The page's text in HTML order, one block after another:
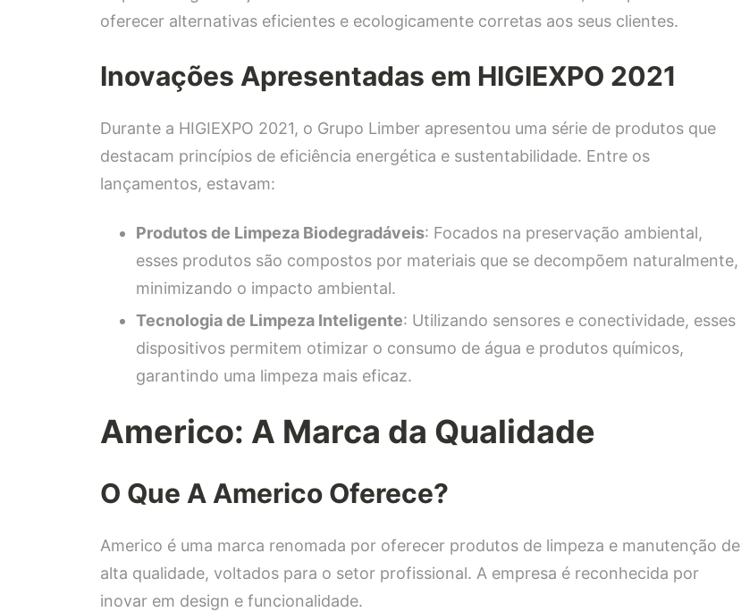
oferecer alternativas eficientes e ecologicamente corretas aos seus clientes.
Inovações Apresentadas em HIGIEXPO 2021
Durante a HIGIEXPO 2021, o Grupo Limber apresentou uma série de produtos que
destacam princípios de eficiência energética e sustentabilidade. Entre os
lançamentos, estavam:
Produtos de Limpeza Biodegradáveis: Focados na preservação ambiental,
esses produtos são compostos por materiais que se decompõem naturalmente,
minimizando o impacto ambiental.
Tecnologia de Limpeza Inteligente: Utilizando sensores e conectividade, esses
dispositivos permitem otimizar o consumo de água e produtos químicos,
garantindo uma limpeza mais eficaz.
Americo: A Marca da Qualidade
O Que A Americo Oferece?
Americo é uma marca renomada por oferecer produtos de limpeza e manutenção de
alta qualidade, voltados para o setor profissional. A empresa é reconhecida por
inovar em design e funcionalidade.